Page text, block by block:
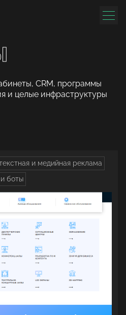
CRM, программы
и целые инфраструктуры
и медийная реклама
боты